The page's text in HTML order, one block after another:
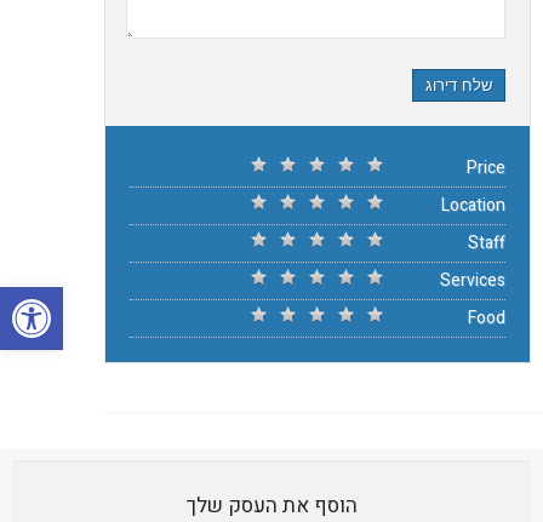
פתח
שלח דירוג
Price
Location
Staff
Services
Food
הוסף את העסק שלך